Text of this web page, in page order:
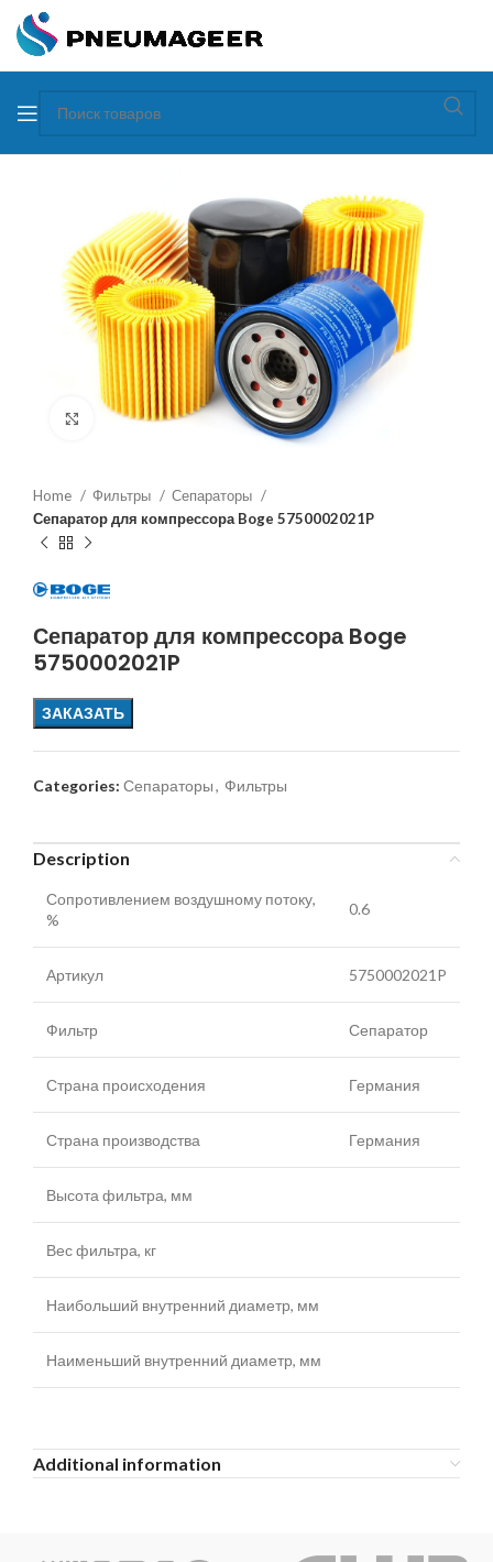
Увеличить
Home Фильтры
Сепараторы
Сепаратор для компрессора Boge 5750002021P
Сепаратор для компрессора Boge
5750002021P
ЗАКАЗАТЬ
Categories: Сепараторы, Фильтры
Description
Сопротивлением воздушному потоку,
%
0.6
Артикул 5750002021P
Фильтр Сепаратор
Страна происходения Германия
Страна производства Германия
Высота фильтра, мм
Вес фильтра, кг
Наибольший внутренний диаметр, мм
Наименьший внутренний диаметр, мм
Additional information